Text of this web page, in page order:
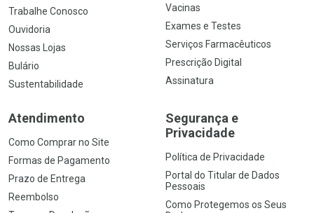
Trabalhe Conosco
Ouvidoria
Nossas Lojas
Bulário
Sustentabilidade
Vacinas
Exames e Testes
Serviços Farmacêuticos
Prescrição Digital
Assinatura
Atendimento
Como Comprar no Site
Formas de Pagamento
Prazo de Entrega
Reembolso
Segurança e
Privacidade
Política de Privacidade
Portal do Titular de Dados
Pessoais
Como Protegemos os Seus